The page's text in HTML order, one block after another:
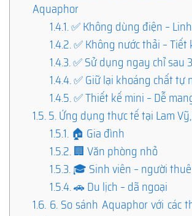
Aquaphor
1.4.1.✅ Không dùng điện –
1.4.2.✅ Không nước thải – Tiết
1.4.3.✅ Sử dụng ngay chỉ sau
1.4.4.✅ Giữ lại khoáng chất tự
1.4.5.✅ Thiết kế mini – Dễ
1.5.5. Ứng dụng thực tế tại Lam
1.5.1.🏠 Gia đình
1.5.2.🏢 Văn phòng nhỏ
1.5.3.🎓 Sinh viên – người
1.5.4.🚗 Du lịch – dã ngoại
1.6. 6. So sánh Aquaphor với các